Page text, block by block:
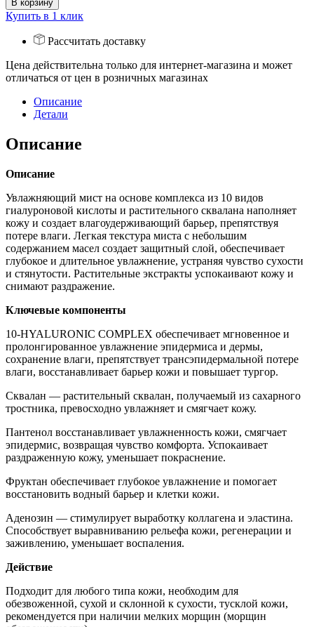
В корзину
Купить в 1 клик
Рассчитать доставку
Цена действительна только для интернет-магазина и может
отличаться от цен в розничных магазинах
Описание
Детали
Описание
Описание
Увлажняющий мист на основе комплекса из 10 видов
гиалуроновой кислоты и растительного сквалана наполняет
кожу и создает влагоудерживающий барьер, препятствуя
потере влаги. Легкая текстура миста с небольшим
содержанием масел создает защитный слой, обеспечивает
глубокое и длительное увлажнение, устраняя чувство сухости
и стянутости. Растительные экстракты успокаивают кожу и
снимают раздражение.
Ключевые компоненты
10-HYALURONIC COMPLEX обеспечивает мгновенное и
пролонгированное увлажнение эпидермиса и дермы,
сохранение влаги, препятствует трансэпидермальной потере
влаги, восстанавливает барьер кожи и повышает тургор.
Сквалан — растительный сквалан, получаемый из сахарного
тростника, превосходно увлажняет и смягчает кожу.
Пантенол восстанавливает увлажненность кожи, смягчает
эпидермис, возвращая чувство комфорта. Успокаивает
раздраженную кожу, уменьшает покраснение.
Фруктан обеспечивает глубокое увлажнение и помогает
восстановить водный барьер и клетки кожи.
Аденозин — стимулирует выработку коллагена и эластина.
Способствует выравниванию рельефа кожи, регенерации и
заживлению, уменьшает воспаления.
Действие
Подходит для любого типа кожи, необходим для
обезвоженной, сухой и склонной к сухости, тусклой кожи,
рекомендуется при наличии мелких морщин (морщин